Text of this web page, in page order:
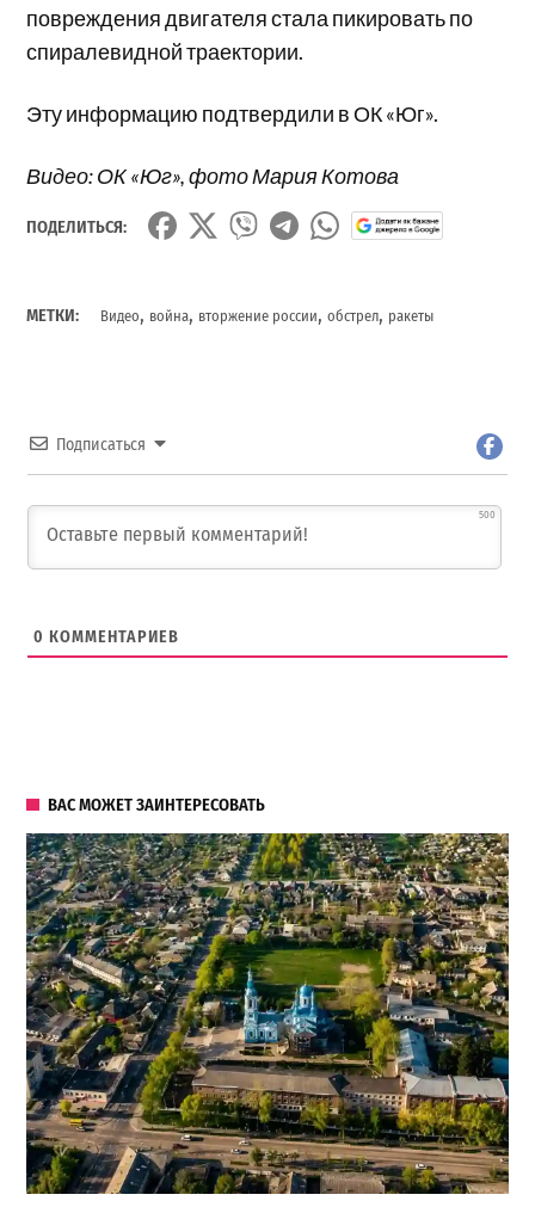
повреждения двигателя стала пикировать по
спиралевидной траектории.
Эту информацию подтвердили в ОК «Юг».
Видео: ОК «Юг», фото Мария Котова
ПОДЕЛИТЬСЯ:
МЕТКИ: Видео, война, вторжение россии,обстрел, ракеты
Подписаться
500
0 КОММЕНТАРИЕВ
ВАС МОЖЕТ ЗАИНТЕРЕСОВАТЬ